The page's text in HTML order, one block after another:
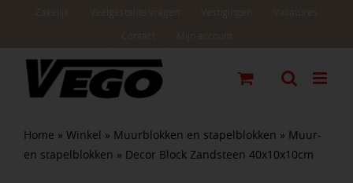
Home » Winkel » Muurblokken en stapelblokken » Muur-
en stapelblokken » Decor Block Zandsteen 40x10x10cm